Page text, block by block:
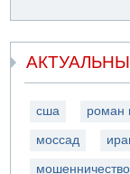
сша роман
моссад
мошенничество